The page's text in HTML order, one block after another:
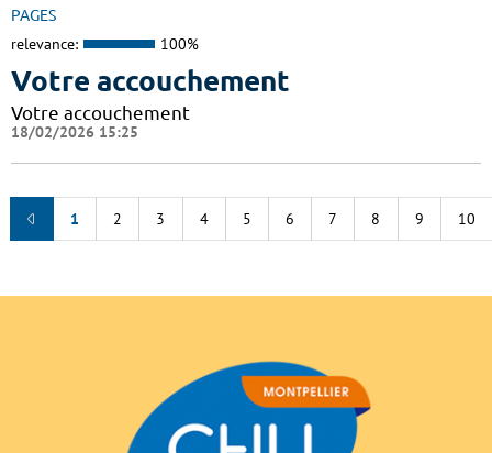
PAGES
relevance: 100%
Votre accouchement
Votre accouchement
18/02/2026 15:25
1 2 3 4 5 6 7 8 9 10